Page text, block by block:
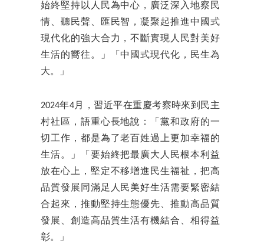
始終堅持以人民為中心，廣泛深入地察民
情、聽民聲、匯民智，凝聚起推進中國式
現代化的強大合力，不斷實現人民對美好
生活的嚮往。」「中國式現代化，民生為
大。」
2024年4月，習近平在重慶考察時來到民主
村社區，語重心長地說：「黨和政府的一
切工作，都是為了老百姓過上更加幸福的
生活。」「要始終把最廣大人民根本利益
放在心上，堅定不移增進民生福祉，把高
品質發展同滿足人民美好生活需要緊密結
合起來，推動堅持生態優先、推動高品質
發展、創造高品質生活有機結合、相得益
彰。」